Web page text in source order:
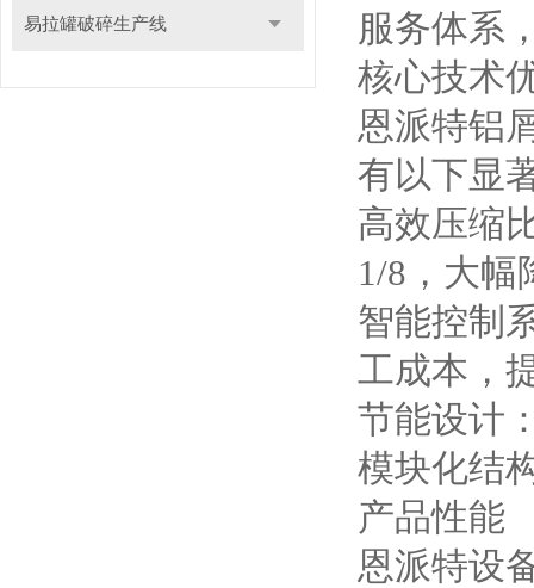
易拉罐破碎生产线
服务体系
核心技术
恩派特铝
有以下显
高效压缩
1/8，大幅
智能控制
工成本，
节能设计
模块化结
产品性能
恩派特设